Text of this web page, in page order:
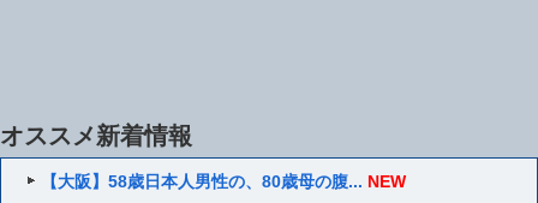
オススメ新着情報
【大阪】58歳日本人男性の、80歳母の腹... NEW